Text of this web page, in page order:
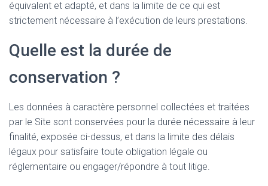
équivalent et adapté, et dans la limite de ce qui est
strictement nécessaire à l’exécution de leurs prestations.
Quelle est la durée de
conservation ?
Les données à caractère personnel collectées et traitées
par le Site sont conservées pour la durée nécessaire à leur
finalité, exposée ci-dessus, et dans la limite des délais
légaux pour satisfaire toute obligation légale ou
réglementaire ou engager/répondre à tout litige.